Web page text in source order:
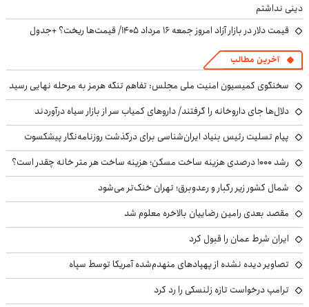
دینی نداشتم
قیمت دلار در بازار آزاد امروز جمعه ۱۶ مرداد ۱۴۰۵/ قیمت‌ها ریخت؟ +جدول
آخرین مطالب
سخنگوی کمیسیون امنیت ملی مجلس: تفاهم تنگه هرمز به مرحله نهایی رسید
دلال‌ها جای داروخانه را گرفتند/ داروهای کمیاب سر از بازار سیاه درآوردند
پیام تسلیت رئیس بنیاد ایران‌شناسی برای درگذشت روزنامه‌نگار پیشکسوت
رشد ۱۰۰۰ درصدی هزینه ساخت مسکن؛ هزینه ساخت هر متر خانه چقدر است؟
شمال کشور زیر رگبار و رعدوبرق؛ تهران خنک‌تر می‌شود
مقصد بعدی رامین رضاییان بالاخره معلوم شد
ایران شرط عمان را قبول کرد
تصاویر دیده نشده از پهپادهای منهدم‌شده آمریکا توسط سپاه
ترامپ درخواست تازه زلنسکی را رد کرد